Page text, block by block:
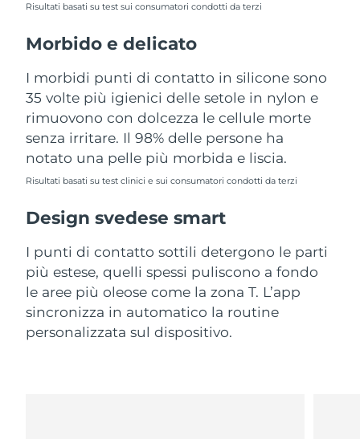
Risultati basati su test sui consumatori condotti da terzi
Morbido e delicato
I morbidi punti di contatto in silicone sono
35 volte più igienici delle setole in nylon e
rimuovono con dolcezza le cellule morte
senza irritare. Il 98% delle persone ha
notato una pelle più morbida e liscia.
Risultati basati su test clinici e sui consumatori condotti da terzi
Design svedese smart
I punti di contatto sottili detergono le parti
più estese, quelli spessi puliscono a fondo
le aree più oleose come la zona T. L’app
sincronizza in automatico la routine
personalizzata sul dispositivo.
Regno Unito Consegna stimata
Stati Uniti
Uzbekistan
Vietnam Consegna stimata 8/15/26